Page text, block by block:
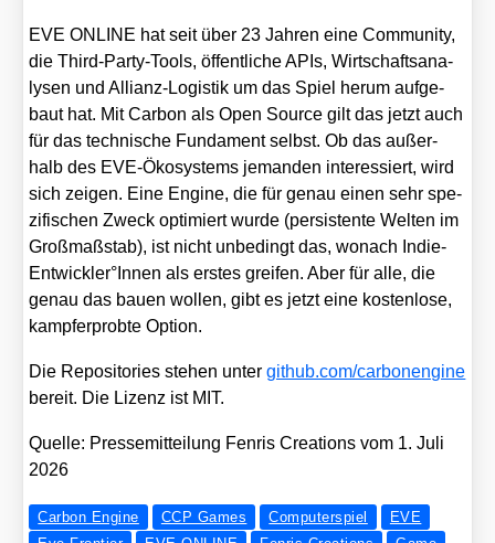
EVE ONLINE hat seit über 23 Jah­ren eine Com­mu­ni­ty,
die Third-Par­ty-Tools, öffent­li­che APIs, Wirt­schafts­ana­
ly­sen und Alli­anz-Logis­tik um das Spiel her­um auf­ge­
baut hat. Mit Car­bon als Open Source gilt das jetzt auch
für das tech­ni­sche Fun­da­ment selbst. Ob das außer­
halb des EVE-Öko­sys­tems jeman­den inter­es­siert, wird
sich zei­gen. Eine Engi­ne, die für genau einen sehr spe­
zi­fi­schen Zweck opti­miert wur­de (per­sis­ten­te Wel­ten im
Groß­maß­stab), ist nicht unbe­dingt das, wonach Indie-
Entwickler°Innen als ers­tes grei­fen. Aber für alle, die
genau das bau­en wol­len, gibt es jetzt eine kos­ten­lo­se,
kampf­erprob­te Opti­on.
Die Repo­si­to­ries ste­hen untergit​hub​.com/​c​a​r​b​o​n​e​n​g​ine
bereit. Die Lizenz ist MIT.
Quel­le: Pres­se­mit­tei­lung Fen­ris Crea­ti­ons vom 1. Juli
2026
Carbon Engine CCP Games Computerspiel
EVE